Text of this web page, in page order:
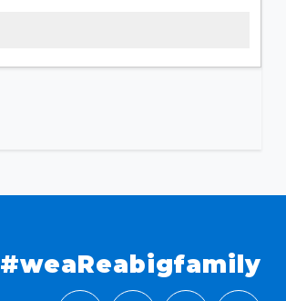
#weaReabigfamily